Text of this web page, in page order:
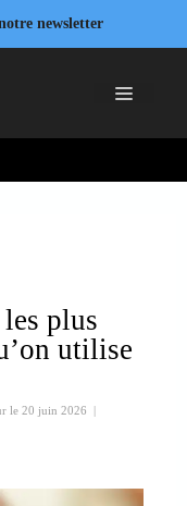
newsletter
Menu
plus
utilise
le 20 juin 2026 |